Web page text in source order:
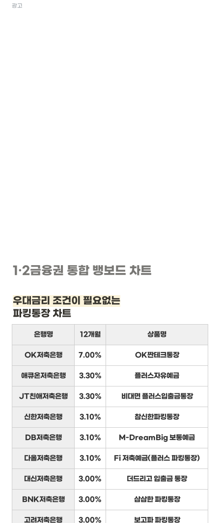
광고
1 ·2금융권 통합 뱅보드 차트
우대금리 조건이 필요없는
파킹통장 차트
은행명 12개월 상품명
OK저축은행 7.00% OK짠테크통장
애큐온저축은행 3.30% 플러스자유예금
JT친애저축은행 3.30% 비대면 플러스입출금통장
신한저축은행 3.10% 참신한파킹통장
DB저축은행 3.10% M-DreamBig 보통예금
다올저축은행 3.10% Fi 저축예금(플러스 파킹통장)
대신저축은행 3.00% 더드리고 입출금 통장
BNK저축은행 3.00% 삼삼한 파킹통장
고려저축은행 3.00% 보고파 파킹통장